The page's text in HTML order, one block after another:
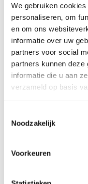
We gebruiken
personaliseren, om
en om ons
informatie over uw
partners voor social
partners kunnen deze
informatie die u aan
verzameld op basis
Noodzakelijk
Voorkeuren
tot de beste triatleten
jullie kunnen.
De NTB en alle
dan ook heel veel
wedstrijden en in de
jullie ondanks alle
We denken aan